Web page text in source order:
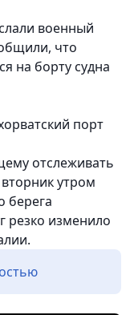
военный
что
на борту судна
порт
отслеживать
утром
берега
резко изменило